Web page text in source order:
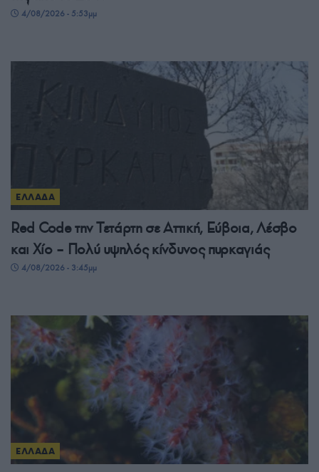
4/08/2026 - 5:53μμ
ΕΛΛΑΔΑ
Red Code την Τετάρτη σε Αττική, Εύβοια, Λέσβο
και Χίο – Πολύ υψηλός κίνδυνος πυρκαγιάς
4/08/2026 - 3:45μμ
ΕΛΛΑΔΑ